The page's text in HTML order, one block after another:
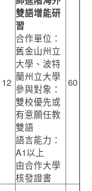
12
雙語增能研
習
合作單位：
舊金山州立
大學、波特
蘭州立大學
參與對象：
雙校優先或
有意願任教
雙語
語言能力：
A1以上
由合作大學
核發證書
60